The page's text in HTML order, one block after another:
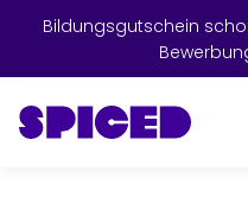
Bildungsgutschein